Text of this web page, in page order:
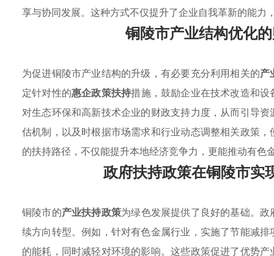
享与协同发展。这种方式不仅提升了企业自我革新的能力
铜陵市产业结构优化
为促进铜陵市产业结构的升级，有必要充分利用相关的产
定针对性的惠企政策扶持措施，鼓励企业在技术改造和
对生态环保和高新技术企业的财政支持力度，从而引导
估机制，以及时根据市场需求和行业动态调整相关政策
的扶持路径，不仅能提升本地经济竞争力，更能推动有色
政府扶持政策在铜陵市实
铜陵市的产业扶持政策为绿色发展提供了良好的基础。政
续方向转型。例如，针对有色金属行业，实施了节能减
的能耗，同时减轻对环境的影响。这些政策促进了优势